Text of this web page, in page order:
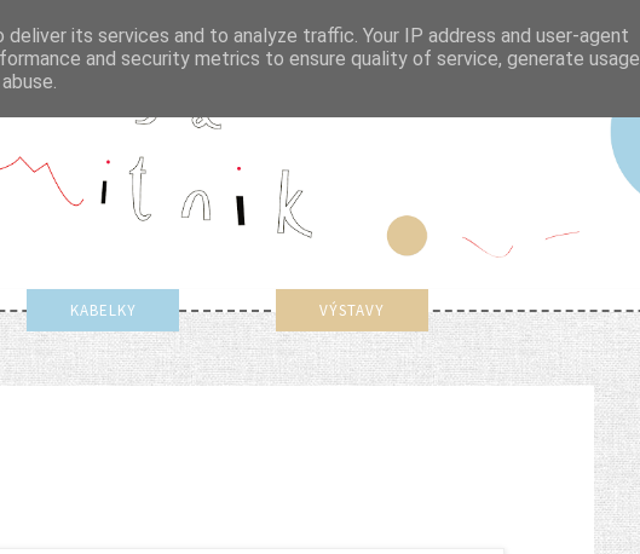
KABELKY VÝSTAVY
its services and to analyze traffic. Your IP address and user-agent
and security metrics to ensure quality of service, generate usage